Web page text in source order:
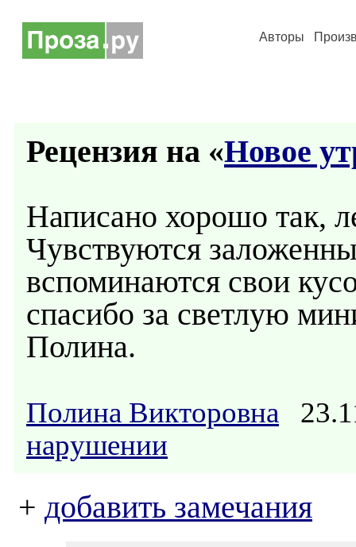
Авторы
Рецензия на «Новое
Написано хорошо так,
Чувствуются
вспоминаются свои
спасибо за светлую
Полина.
Полина Викторовна
нарушении
+ добавить замечания